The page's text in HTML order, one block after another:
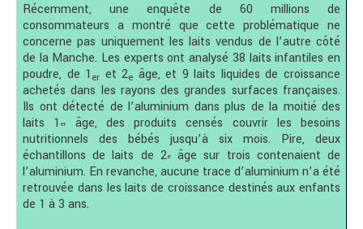
Récemment, une enquête de 60 millions de
consommateurs a montré que cette problématique ne
concerne pas uniquement les laits vendus de l’autre côté
de la Manche. Les experts ont analysé 38 laits infantiles en
poudre, de 1 er et 2e âge, et 9 laits liquides de croissance
achetés dans les rayons des grandes surfaces françaises.
Ils ont détecté de l’aluminium dans plus de la moitié des
laits 1 er
âge, des produits censés couvrir les besoins
nutritionnels des bébés jusqu’à six mois. Pire, deux
échantillons de laits de 2eâge sur trois contenaient de
l’aluminium. En revanche, aucune trace d’aluminium n’a été
retrouvée dans les laits de croissance destinés aux enfants
de 1 à 3 ans.